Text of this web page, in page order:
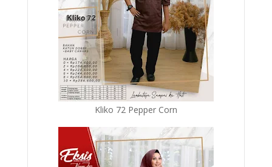
Kliko 72 Pepper Corn